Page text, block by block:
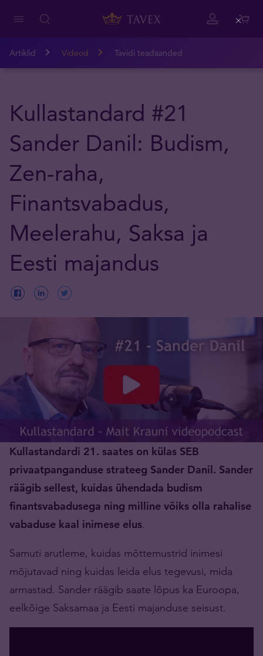
Artiklid Videod Tavidi teadaanded
Kullastandard #21
Sander Danil: Budism,
Zen-raha,
Finantsvabadus,
Meelerahu, Saksa ja
Eesti majandus
Kullastandardi 21. saates on külas SEB
privaatpanganduse strateeg Sander Danil. Sander
räägib sellest, kuidas ühendada budism
finantsvabadusega ning milline võiks olla rahalise
vabaduse kaal inimese elus.
Samuti arutleme, kuidas mõttemustrid inimesi
mõjutavad ning kuidas leida elus tegevusi, mida
armastad. Sander räägib saate lõpus ka Euroopa,
eelkõige Saksamaa ja Eesti majanduse seisust.
Close